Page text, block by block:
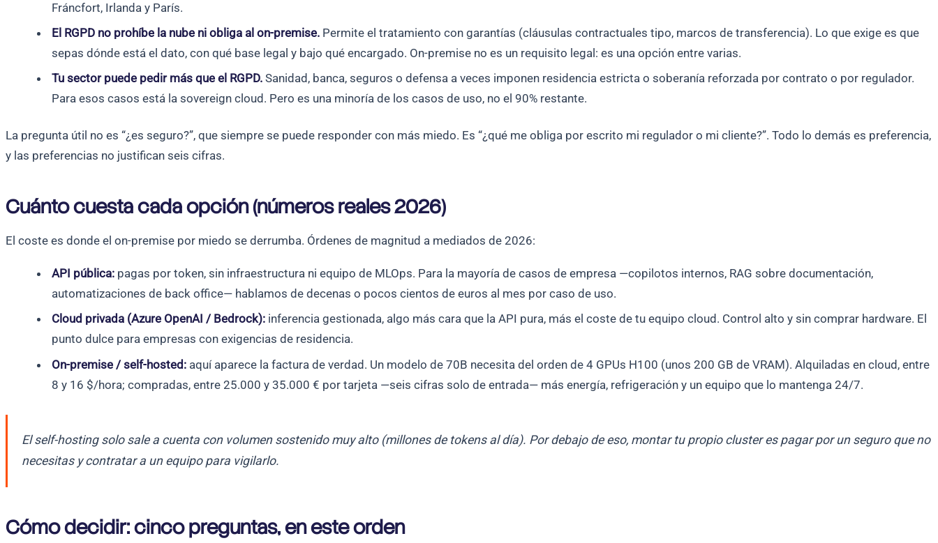
Fráncfort, Irlanda y París.
El RGPD no prohíbe la nube ni obliga al on-premise. Permite el tratamiento con garantías (cláusulas contractuales tipo, marcos de transferencia). Lo que exige es que
sepas dónde está el dato, con qué base legal y bajo qué encargado. On-premise no es un requisito legal: es una opción entre varias.
Tu sector puede pedir más que el RGPD. Sanidad, banca, seguros o defensa a veces imponen residencia estricta o soberanía reforzada por contrato o por regulador.
Para esos casos está la sovereign cloud. Pero es una minoría de los casos de uso, no el 90% restante.
La pregunta útil no es “¿es seguro?”, que siempre se puede responder con más miedo. Es “¿qué me obliga por escrito mi regulador o mi cliente?”. Todo lo demás es preferencia,
y las preferencias no justifican seis cifras.
Cuánto cuesta cada opción (números reales 2026)
El coste es donde el on-premise por miedo se derrumba. Órdenes de magnitud a mediados de 2026:
API pública: pagas por token, sin infraestructura ni equipo de MLOps. Para la mayoría de casos de empresa —copilotos internos, RAG sobre documentación,
automatizaciones de back office— hablamos de decenas o pocos cientos de euros al mes por caso de uso.
Cloud privada (Azure OpenAI / Bedrock): inferencia gestionada, algo más cara que la API pura, más el coste de tu equipo cloud. Control alto y sin comprar hardware. El
punto dulce para empresas con exigencias de residencia.
On-premise / self-hosted: aquí aparece la factura de verdad. Un modelo de 70B necesita del orden de 4 GPUs H100 (unos 200 GB de VRAM). Alquiladas en cloud, entre
8 y 16 $/hora; compradas, entre 25.000 y 35.000 € por tarjeta —seis cifras solo de entrada— más energía, refrigeración y un equipo que lo mantenga 24/7.
El self-hosting solo sale a cuenta con volumen sostenido muy alto (millones de tokens al día). Por debajo de eso, montar tu propio cluster es pagar por un seguro que no
necesitas y contratar a un equipo para vigilarlo.
Cómo decidir: cinco preguntas, en este orden